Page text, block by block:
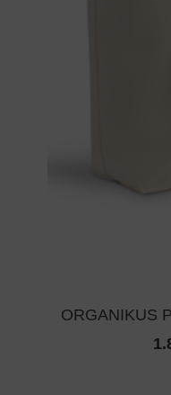
ORGANIKUS